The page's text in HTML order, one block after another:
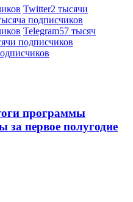
Twitter2 тысячи
подписчиков
Telegram57 тысяч
подписчиков
программы
за первое полугодие